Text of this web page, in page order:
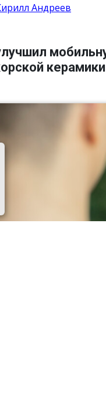
Андреев
керамики